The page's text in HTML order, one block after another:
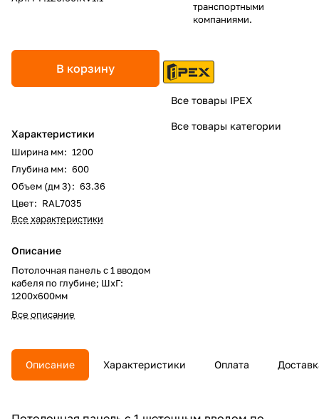
В корзину
Характеристики
Ширина мм: 1200
Глубина мм: 600
Объем (дм 3): 63.36
Цвет: RAL7035
Все характеристики
Описание
Потолочная панель с 1 вводом
кабеля по глубине; ШхГ:
1200х600мм
Все описание
транспортными
компаниями.
Все товары IPEX
Все товары категории
Описание Характеристики Оплата